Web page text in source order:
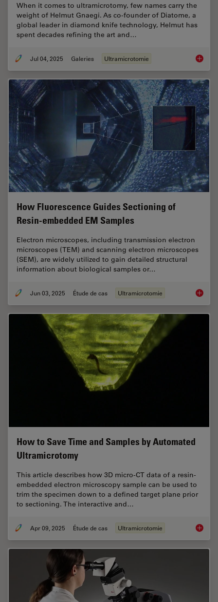
When it comes to ultramicrotomy, few names carry the
weight of Helmut Gnaegi. As co-founder of Diatome, a
global leader in diamond knife technology, Helmut has
spent decades refining the art and…
Jul 04, 2025 Galeries Ultramicrotomie
How Fluorescence Guides Sectioning of
Resin-embedded EM Samples
Electron microscopes, including transmission electron
microscopes (TEM) and scanning electron microscopes
(SEM), are widely utilized to gain detailed structural
information about biological samples or…
Jun 03, 2025 Étude de cas Ultramicrotomie How
How to Save Time and Samples by Automated
Ultramicrotomy
This article describes how 3D micro-CT data of a resin-
embedded electron microscopy sample can be used to
trim the specimen down to a defined target plane prior
to sectioning. The interactive and…
Apr 09, 2025 Étude de cas Ultramicrotomie How to